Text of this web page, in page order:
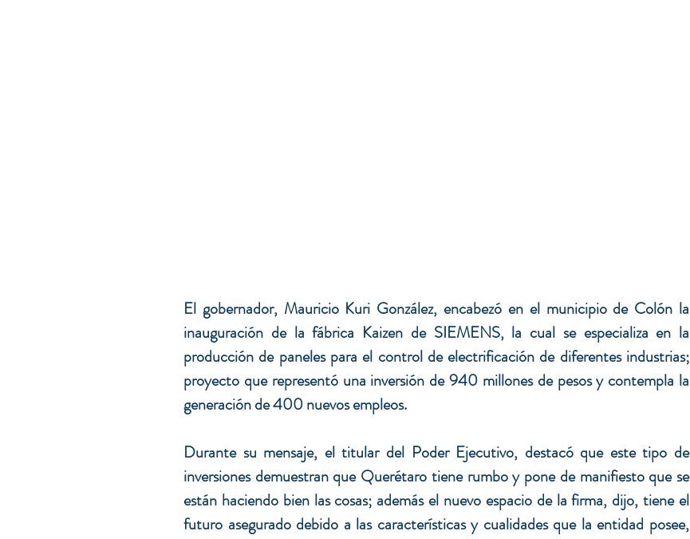
El gobernador, Mauricio Kuri González, encabezó en el municipio de Colón la
inauguración de la fábrica Kaizen de SIEMENS, la cual se especializa en la
producción de paneles para el control de electrificación de diferentes industrias;
proyecto que representó una inversión de 940 millones de pesos y contempla la
generación de 400 nuevos empleos.
Durante su mensaje, el titular del Poder Ejecutivo, destacó que este tipo de
inversiones demuestran que Querétaro tiene rumbo y pone de manifiesto que se
están haciendo bien las cosas; además el nuevo espacio de la firma, dijo, tiene el
futuro asegurado debido a las características y cualidades que la entidad posee,